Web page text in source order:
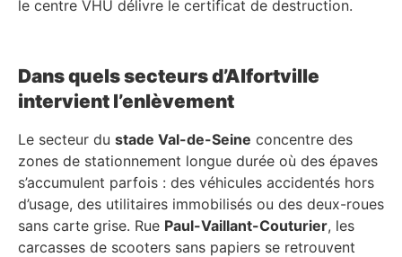
le centre VHU délivre le certificat de destruction.
Dans quels secteurs d’Alfortville
intervient l’enlèvement
Le secteur du stade Val-de-Seine concentre des
zones de stationnement longue durée où des épaves
s’accumulent parfois : des véhicules accidentés hors
d’usage, des utilitaires immobilisés ou des deux-roues
sans carte grise. Rue Paul-Vaillant-Couturier, les
carcasses de scooters sans papiers se retrouvent